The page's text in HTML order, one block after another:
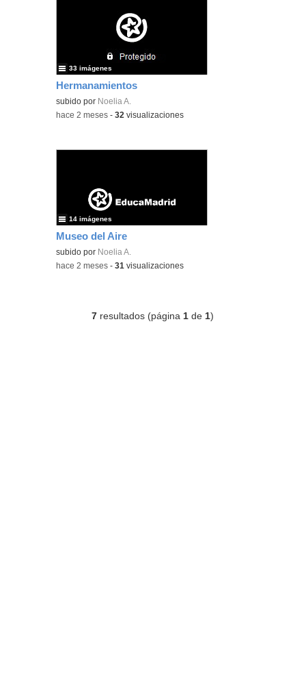
Hermanamientos
subido por Noelia A.
33 imágenes
-hace 2 meses -32 visualizaciones
Museo del Aire
subido por Noelia A.
14 imágenes
-hace 2 meses -31 visualizaciones
7 resultados (página 1 de 1)